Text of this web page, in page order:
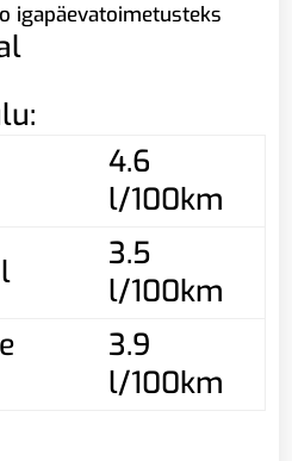
igapäevatoimetusteks
4.6
l/100km
3.5
l/100km
3.9
l/100km